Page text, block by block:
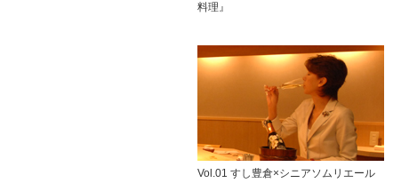
料理』
Vol.01 すし豊倉×シニアソムリエール